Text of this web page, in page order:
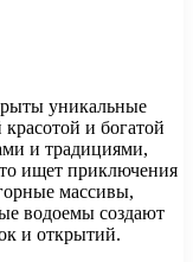
уникальные
и богатой
и традициями,
ищет приключения
массивы,
водоемы создают
и открытий.